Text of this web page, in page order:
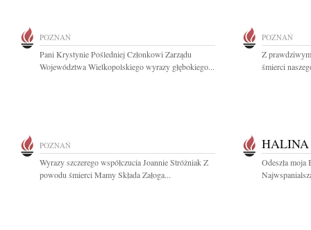
POZNAŃ
Pani Krystynie Pośledniej Członkowi Zarządu
Województwa Wielkopolskiego wyrazy głębokiego...
POZNAŃ
Z
śmierci
POZNAŃ
Wyrazy szczerego współczucia Joannie Stróżniak Z
powodu śmierci Mamy Składa Załoga...
Odeszła